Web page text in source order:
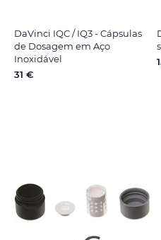
DaVinci IQC / IQ3 - Cápsulas
de Dosagem em Aço
Inoxidável
31 €